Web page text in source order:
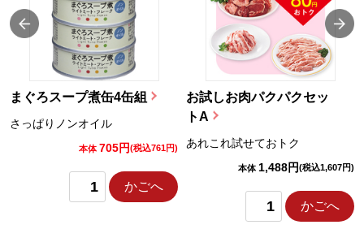
まぐろスープ煮缶4缶組
さっぱりノンオイル
本体 705円(税込761円)
かごへ
お試しお肉パクパクセッ
トA
あれこれ試せておトク
本体 1,488円(税込1,607円)
かごへ